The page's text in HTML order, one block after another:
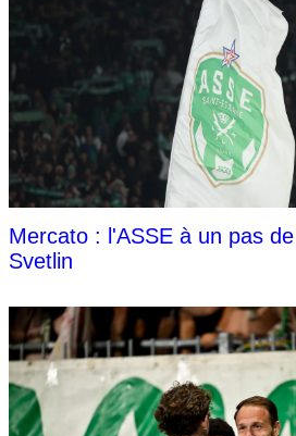
Mercato : l'ASSE à un pas
Svetlin